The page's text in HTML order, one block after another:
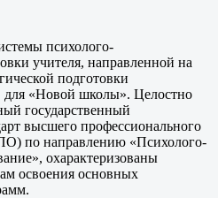
психолого-
учителя, направленной на
подготовки
для «Новой школы». Целостно
государственный
высшего профессионального
по направлению «Психолого-
охарактеризованы
освоения основных